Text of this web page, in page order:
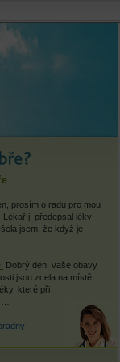
prosím o radu pro mou
Lékař jí předepsal léky
jsem, že když je
Dobrý den, vaše obavy
jsou zcela na místě.
které při